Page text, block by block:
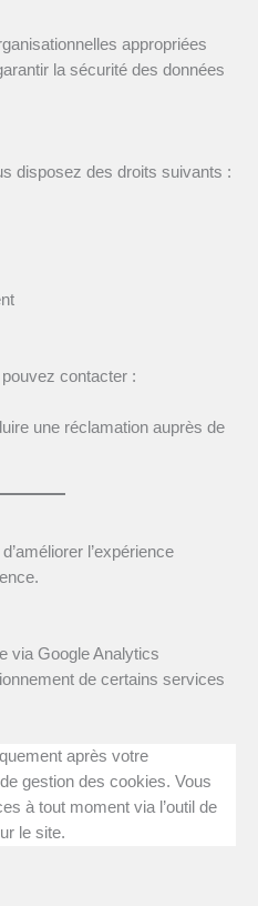
appropriées
la sécurité des données
disposez des droits suivants :
contacter :
une réclamation auprès de
l’expérience
via Google Analytics
de certains services
après votre
gestion des cookies. Vous
à tout moment via l’outil de
le site.